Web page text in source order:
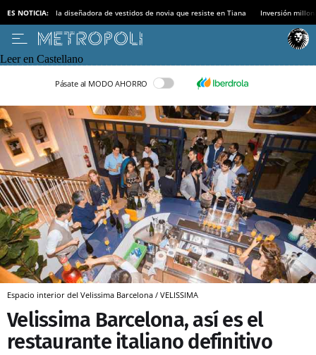
ES NOTICIA: la diseñadora de vestidos de novia que resiste en Tiana Inversión
Leer en Castellano
Pásate al MODO AHORRO
Espacio interior del Velissima Barcelona / VELISSIMA
Velissima Barcelona, así es el
restaurante italiano definitivo